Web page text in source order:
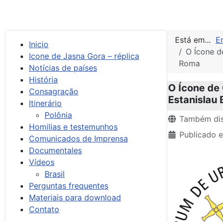
Inicio
Icone de Jasna Gora – réplica
Notícias de países
História
Consagração
Itinerário
Polônia
Homilias e testemunhos
Comunicados de Imprensa
Documentales
Vídeos
Brasil
Perguntas frequentes
Materiais para download
Contato
Está em...
O Ícone
Roma
O Ícone
Estanislau
Detalhes
Também
Publicado